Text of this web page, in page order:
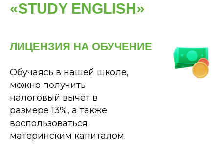
«STUDY ENGLISH»
ЛИЦЕНЗИЯ НА ОБУЧЕНИЕ
Обучаясь в нашей школе,
можно получить
налоговый вычет в
размере 13%, а также
воспользоваться
материнским капиталом.